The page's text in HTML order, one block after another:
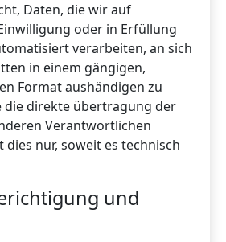
Daten, die wir auf
oder in Erfüllung
verarbeiten, an sich
in einem gängigen,
Format aushändigen zu
die direkte übertragung der
Verantwortlichen
nur, soweit es technisch
und